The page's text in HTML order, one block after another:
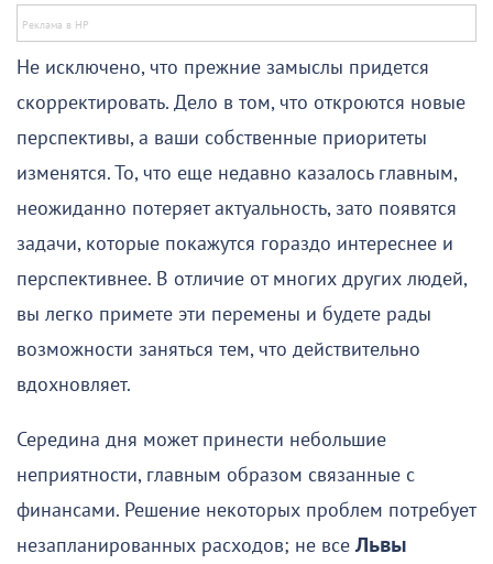
Не исключено, что прежние замыслы придется
скорректировать. Дело в том, что откроются новые
перспективы, а ваши собственные приоритеты
изменятся. То, что еще недавно казалось главным,
неожиданно потеряет актуальность, зато появятся
задачи, которые покажутся гораздо интереснее и
перспективнее. В отличие от многих других людей,
вы легко примете эти перемены и будете рады
возможности заняться тем, что действительно
вдохновляет.
Середина дня может принести небольшие
неприятности, главным образом связанные с
финансами. Решение некоторых проблем потребует
незапланированных расходов; не всеЛьвы